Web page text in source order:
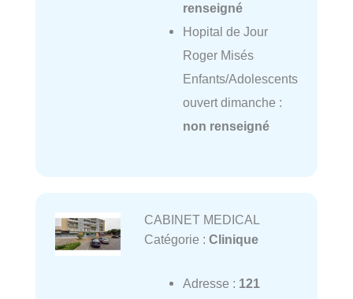
renseigné
Hopital de Jour
Roger Misés
Enfants/Adolescents
ouvert dimanche :
non renseigné
CABINET MEDICAL
Catégorie : Clinique
Adresse : 121